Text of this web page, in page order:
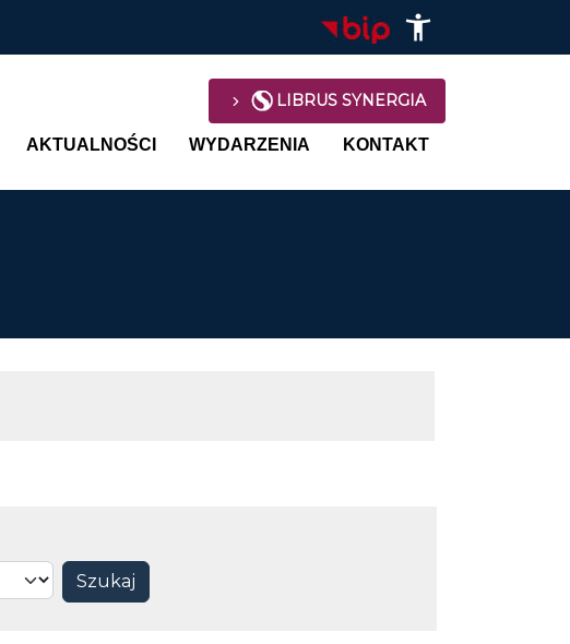
LIBRUS SYNERGIA
Main navigation
AKTUALNOŚCI WYDARZENIA KONTAKT